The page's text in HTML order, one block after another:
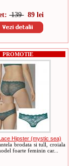
13989 lei
PROMOTIE
Hipster (mystic sea)
brodata si tull, croiala
foarte feminin car...